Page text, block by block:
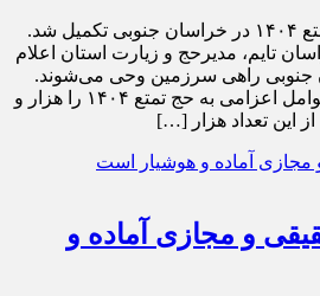
ظرفیت کاروان های حج تمتع ۱۴۰۴ در خراسان جنوبی تکمیل شد.
تایم، مدیرحج و زیارت استان اعلام
جنوبی راهی سرزمین وحی می‌شوند.
دستگردی تعداد زائران و عوامل اعزامی به حج تمتع ۱۴۰۴ را هزار و
و مجازی آماده و